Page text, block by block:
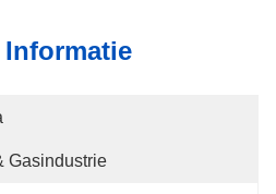
Informatie
Gasindustrie